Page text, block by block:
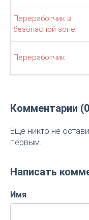
Переработчик в
безопасной зоне
Переработчик
Комментарии
Ещё никто не
первым.
Написать
Имя